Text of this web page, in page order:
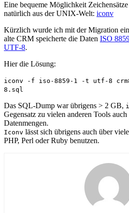
Eine bequeme Möglichkeit
natürlich aus der UNIX-Welt: iconv
Kürzlich wurde ich mit der Migration
alte CRM speicherte die Daten ISO
UTF-8.
Hier die Lösung:
iconv -f iso-8859-1 -t utf-8
8.sql
Das SQL-Dump war übrigens > 2 GB,
Gegensatz zu vielen anderen Tools
Datenmengen.
Iconv lässt sich übrigens auch über
PHP, Perl oder Ruby benutzen.